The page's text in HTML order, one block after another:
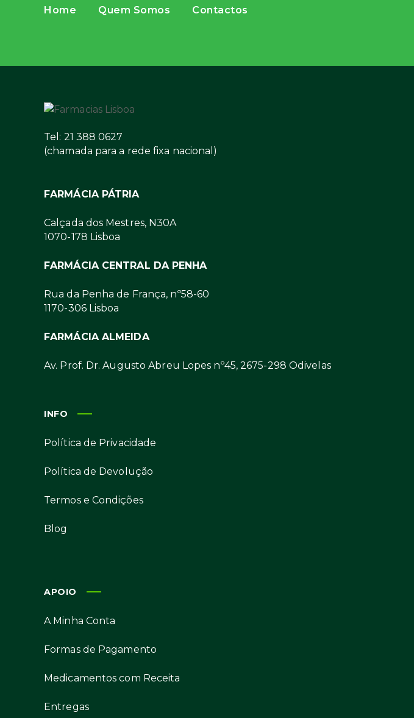
Home Quem Somos Contactos
Tel: 21 388 0627
(chamada para a rede fixa nacional)
FARMÁCIA PÁTRIA
Calçada dos Mestres, N30A
1070-178 Lisboa
FARMÁCIA CENTRAL DA PENHA
Rua da Penha de França, nº58-60
1170-306 Lisboa
FARMÁCIA ALMEIDA
Av. Prof. Dr. Augusto Abreu Lopes nº45, 2675-298 Odivelas
INFO
Política de Privacidade
Política de Devolução
Termos e Condições
Blog
APOIO
A Minha Conta
Formas de Pagamento
Medicamentos com Receita
Entregas